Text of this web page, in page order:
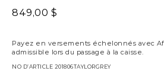
849,00 $
Payez en versements échelonnés avec
admissible lors du passage à la caisse.
NO D’ARTICLE 201806TAYLORGREY